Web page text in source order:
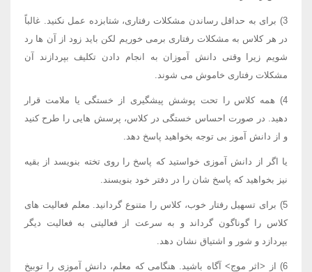
3) برای به حداقل رساندن مشکلات رفتاری، شتابزده عمل نکنید. غالباً
در هر کلاس به مشکلات رفتاری برمی خوریم لکن باید زود از آن ها رد
شویم زیرا وقتی دانش آموزان به انجام دادن تکلیف بپردازند آن
مشکلات رفتاری خاموش می شوند.
4) همه کلاس را تحت پوشش پیشگیری از خستگی یا ملامت قرار
دهید. در صورت احساس خستگی در کلاس، پرسش هایی را طرح کنید
و از دانش آموز بی توجه بخواهید پاسخ دهد.
یا اگر از دانش آموزی خواستید که پاسخ را روی تخته بنویسد از بقیه
نیز بخواهید که پاسخ شان را در دفتر خود بنویسند.
5) برای تسهیل رفتار خوب، کلاس را متنوع گردانید. معلم فعالیت های
کلاس را گوناگون گرداند و به سرعت از فعالیتی به فعالیت دیگر
بپردازد و شور و اشتیاق نشان دهد.
6) از <اثر موج> آگاه باشید. هنگامی که معلم، دانش آموزی را توبیخ